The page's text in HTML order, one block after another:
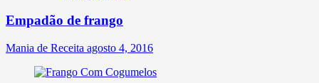
Empadão de frango
Mania de Receita agosto 4, 2016